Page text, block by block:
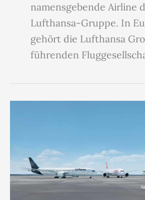
namensgebende Airline
Lufthansa-Gruppe. In
gehört die Lufthansa
führenden